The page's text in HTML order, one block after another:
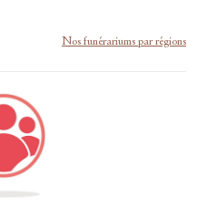
Nos funérariums par régions